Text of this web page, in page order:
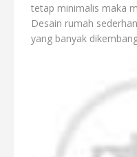
tetap minimalis maka
Desain rumah
yang banyak